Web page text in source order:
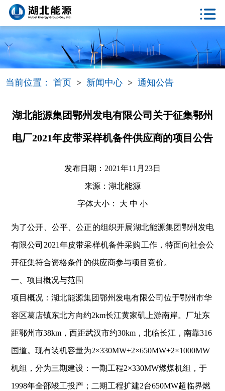
当前位置：首页 > 新闻中心 >通知公告
湖北能源集团鄂州发电有限公司关于征集鄂州
电厂2021年皮带采样机备件供应商的项目公告
发布日期：2021年11月23日
来源：湖北能源
字体大小： 大 中 小
为了公开、公平、公正的组织开展湖北能源集团鄂州发电
有限公司2021年皮带采样机备件采购工作，特面向社会公
开征集符合资格条件的供应商参与项目竞价。
一、项目概况与范围
项目概况：湖北能源集团鄂州发电有限公司位于鄂州市华
容区葛店镇东北方向约2km长江黄家矶上游南岸。厂址东
距鄂州市38km，西距武汉市约30km，北临长江，南靠316
国道。现有装机容量为2×330MW+2×650MW+2×1000MW
机组，分为三期建设：一期工程2×330MW燃煤机组，于
1998年全部竣工投产；二期工程扩建2台650MW超临界燃